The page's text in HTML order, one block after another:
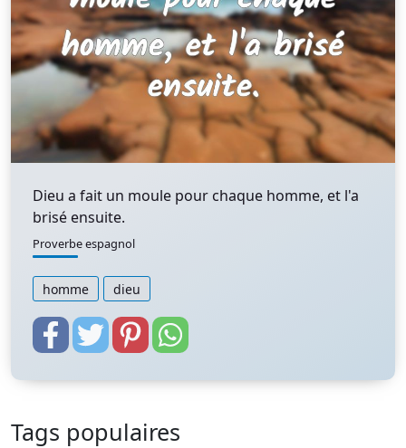
Dieu a fait un moule pour chaque homme, et l'a
brisé ensuite.
Proverbe espagnol
homme dieu
Tags populaires